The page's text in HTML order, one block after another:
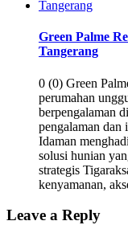
Green Palme
Tangerang
0 (0) Green
perumahan
berpengalaman
pengalaman dan
Idaman
solusi hunian
strategis
kenyamanan,
Leave a Reply